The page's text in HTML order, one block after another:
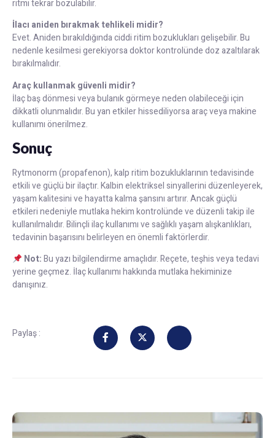
ritmi tekrar bozulabilir.
İlacı aniden bırakmak tehlikeli midir?
Evet. Aniden bırakıldığında ciddi ritim bozuklukları gelişebilir. Bu
nedenle kesilmesi gerekiyorsa doktor kontrolünde doz azaltılarak
bırakılmalıdır.
Araç kullanmak güvenli midir?
İlaç baş dönmesi veya bulanık görmeye neden olabileceği için
dikkatli olunmalıdır. Bu yan etkiler hissediliyorsa araç veya makine
kullanımı önerilmez.
Sonuç
Rytmonorm (propafenon), kalp ritim bozukluklarının tedavisinde
etkili ve güçlü bir ilaçtır. Kalbin elektriksel sinyallerini düzenleyerek,
yaşam kalitesini ve hayatta kalma şansını artırır. Ancak güçlü
etkileri nedeniyle mutlaka hekim kontrolünde ve düzenli takip ile
kullanılmalıdır. Bilinçli ilaç kullanımı ve sağlıklı yaşam alışkanlıkları,
tedavinin başarısını belirleyen en önemli faktörlerdir.
Not:Bu yazı bilgilendirme amaçlıdır. Reçete, teşhis veya tedavi
yerine geçmez. İlaç kullanımı hakkında mutlaka hekiminize
danışınız.
Paylaş :